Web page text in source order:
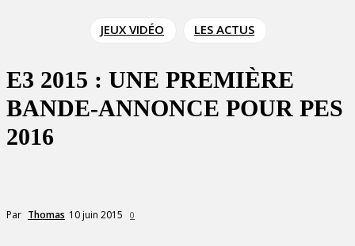
JEUX VIDÉO LES ACTUS
E3 2015 : UNE PREMIÈRE
BANDE-ANNONCE POUR PES
2016
Par Thomas 10 juin 2015 0